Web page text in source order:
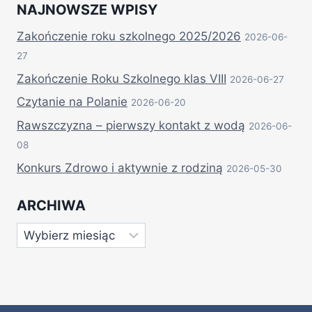
NAJNOWSZE WPISY
Zakończenie roku szkolnego 2025/2026 2026-06-
27
Zakończenie Roku Szkolnego klas VIII 2026-06-27
Czytanie na Polanie 2026-06-20
Rawszczyzna – pierwszy kontakt z wodą 2026-06-
08
Konkurs Zdrowo i aktywnie z rodziną 2026-05-30
ARCHIWA